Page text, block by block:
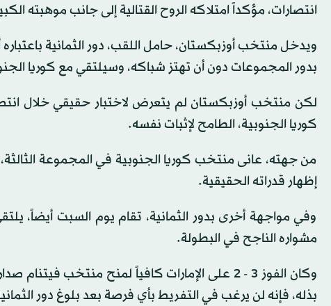
انتصارات، مؤكداً امتلاكه الروح القتالية إلى جانب موهبته
ويدخل منتخب أوزبكستان، حامل اللقب، دور الثمانية
بدور المجموعات دون أن تهتز شباكه، وسيلتقي مع كوريا
لكن منتخب أوزبكستان لم يتعرض لاختبار حقيقي خلال
كوريا الجنوبية، الطامح لإثبات نفسه.
من جهته، عانى منتخب كوريا الجنوبية في المجموعة
إظهار قدراته الحقيقية.
وفي مواجهة أخرى بدور الثمانية، تقام يوم السبت أيضاً،
مشواره الناجح في البطولة.
وكان الفوز 3 - 2 على الإمارات كافياً لمنح منتخب
بذله، فإنه لن يرغب في التفريط بأي فرصة بعد بلوغ دور